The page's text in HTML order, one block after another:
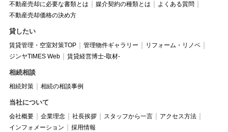
不動産売却に必要な書類とは
媒介契約の種類とは
よくある質問
不動産売却価格の決め方
貸したい
賃貸管理・空室対策TOP 管理物件ギャラリー
リフォーム・リノベ
ジンヤTIMES Web
賃貸経営博士-取材-
相続相談
相続対策 相続の相談事例
当社について
会社概要 企業理念 社長挨拶 スタッフから一言
アクセス方法
インフォメーション
採用情報